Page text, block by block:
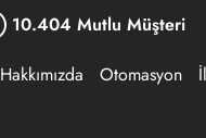
10.404 Mutlu Müşteri
Hakkımızda Otomasyon